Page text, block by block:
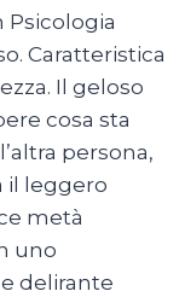
Psicologia
Caratteristica
Il geloso
cosa sta
persona,
il leggero
metà
uno
delirante